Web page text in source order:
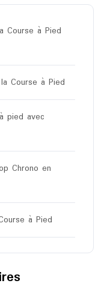
Course à Pied
Course à Pied
pied avec
Chrono en
à Pied